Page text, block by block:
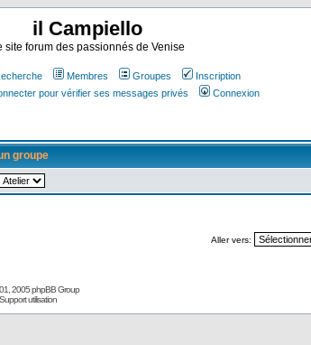
il Campiello
site forum des passionnés de Venise
Membres Groupes
Inscription
pour vérifier ses messages privés Connexion
groupe
Aller vers:
2005 phpBB Group
Support utilisation